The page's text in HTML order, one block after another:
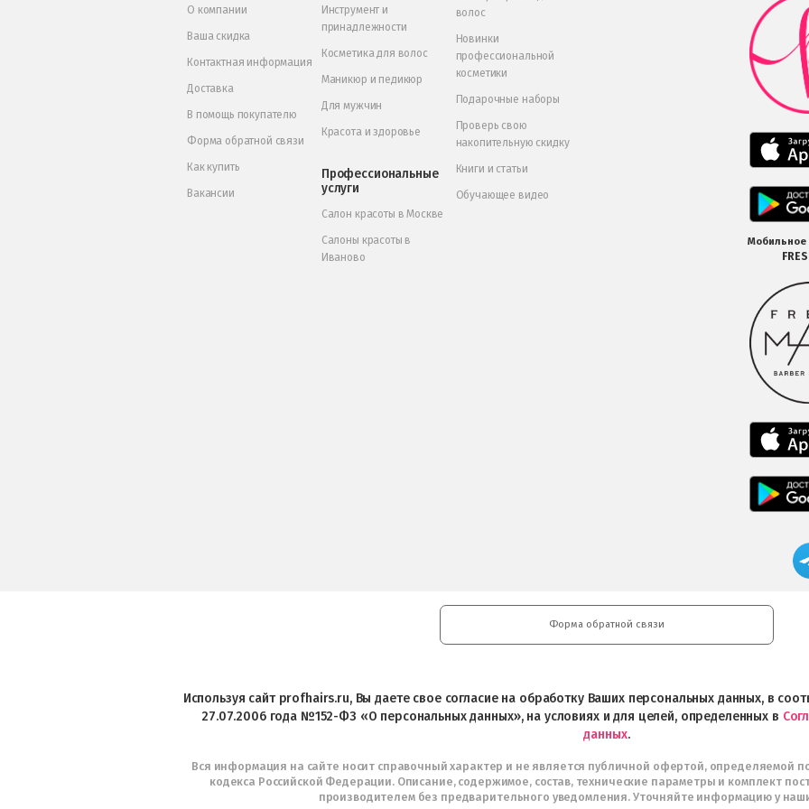
О компании
Ваша скидка
Контактная информация
Доставка
В помощь покупателю
Форма обратной связи
Как купить
Вакансии
Инструмент и
принадлежности
Косметика для волос
Маникюр и педикюр
Для мужчин
Красота и здоровье
Профессиональные
услуги
Салон красоты в Москве
Салоны красоты в
Иваново
волос
Новинки
профессиональной
косметики
Подарочные наборы
Проверь свою
накопительную скидку
Книги и статьи
Обучающее видео
Мобильное
Форма обратной связи
Используя сайт profhairs.ru, Вы даете свое согласие на обработку Ваших персональных данных, в
27.07.2006 года №152-ФЗ «О персональных данных», на условиях и для целей, определенных в
данных.
Вся информация на сайте носит справочный характер и не является публичной офертой, определяемой
кодекса Российской Федерации. Описание, содержимое, состав, технические параметры и комплект
производителем без предварительного уведомления. Уточняйте информацию у